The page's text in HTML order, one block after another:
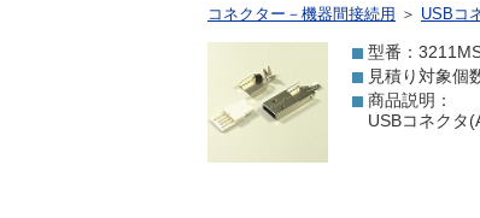
コネクター－機器間接続用 ＞ USBコ
型番：
見積り対象個
商品説明：
USBコネクタ